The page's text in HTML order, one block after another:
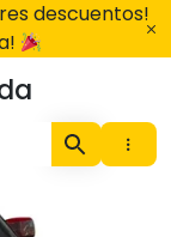
descuentos!